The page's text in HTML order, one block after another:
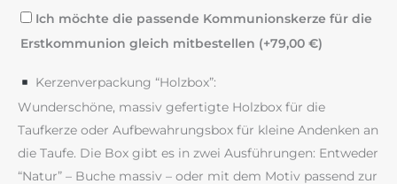
Ich möchte die passende Kommunionskerze für die
Erstkommunion gleich mitbestellen (+79,00 €)
Kerzenverpackung “Holzbox”:
Wunderschöne, massiv gefertigte Holzbox für die
Taufkerze oder Aufbewahrungsbox für kleine Andenken an
die Taufe. Die Box gibt es in zwei Ausführungen: Entweder
“Natur” – Buche massiv – oder mit dem Motiv passend zur